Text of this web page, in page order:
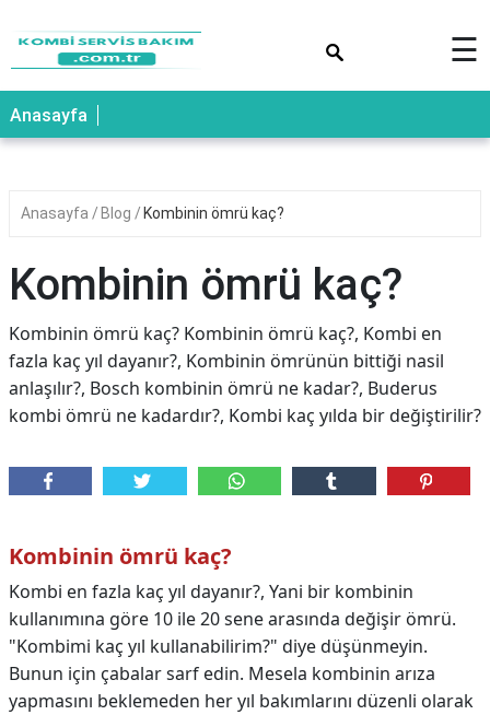
☰
Anasayfa
Anasayfa Blog Kombinin ömrü kaç?
Kombinin ömrü kaç?
Kombinin ömrü kaç? Kombinin ömrü kaç?, Kombi en
fazla kaç yıl dayanır?, Kombinin ömrünün bittiği nasil
anlaşılır?, Bosch kombinin ömrü ne kadar?, Buderus
kombi ömrü ne kadardır?, Kombi kaç yılda bir değiştirilir?
Kombinin ömrü kaç?
Kombi en fazla kaç yıl dayanır?, Yani bir kombinin
kullanımına göre 10 ile 20 sene arasında değişir ömrü.
"Kombimi kaç yıl kullanabilirim?" diye düşünmeyin.
Bunun için çabalar sarf edin. Mesela kombinin arıza
yapmasını beklemeden her yıl bakımlarını düzenli olarak